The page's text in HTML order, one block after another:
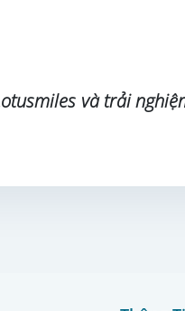
và trải